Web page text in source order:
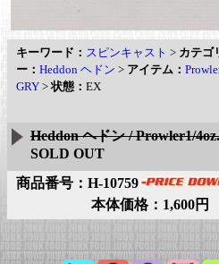
キーワード： スピンキャスト > カテゴ
ー： Heddon ヘドン > アイテム：
GRY >状態： EX
Heddon ヘドン / Prowler1/
SOLD OUT
商品番号：H-10759
本体価格：1,600円